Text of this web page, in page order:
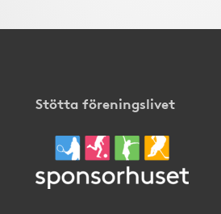
Stötta föreningslivet